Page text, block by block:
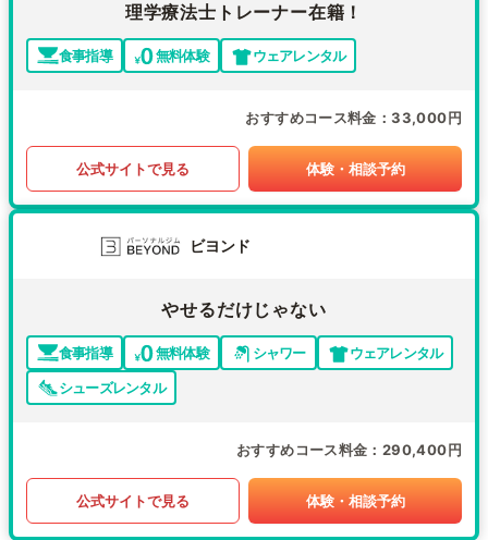
理学療法士トレーナー在籍！
食事指導 無料体験 ウェアレンタル
おすすめコース料金 33,000円
公式サイトで見る 体験・相談予約
ビヨンド
やせるだけじゃない
食事指導 無料体験 シャワー
ウェアレンタル
シューズレンタル
おすすめコース料金 290,400円
公式サイトで見る 体験・相談予約